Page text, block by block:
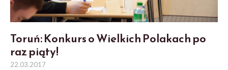
Toruń: Konkurs o Wielkich Polakach po
raz piąty!
22.03.2017